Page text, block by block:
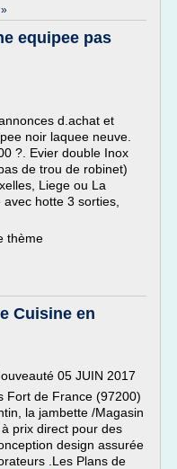
equipee pas
d.achat et
noir laquee neuve.
?. Evier double Inox
de trou de robinet)
Liege ou La
hotte 3 sorties,
thème
Cuisine en
05 JUIN 2017
Fort de France (97200)
la jambette /Magasin
prix direct pour des
design assurée
.Les Plans de